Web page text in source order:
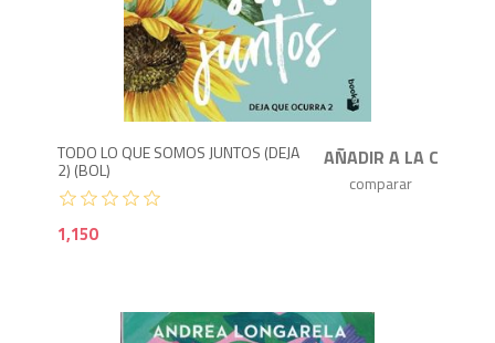
TODO LO QUE SOMOS JUNTOS (DEJA
2) (BOL)
1,150